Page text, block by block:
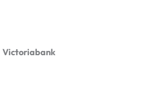
Victoriabank